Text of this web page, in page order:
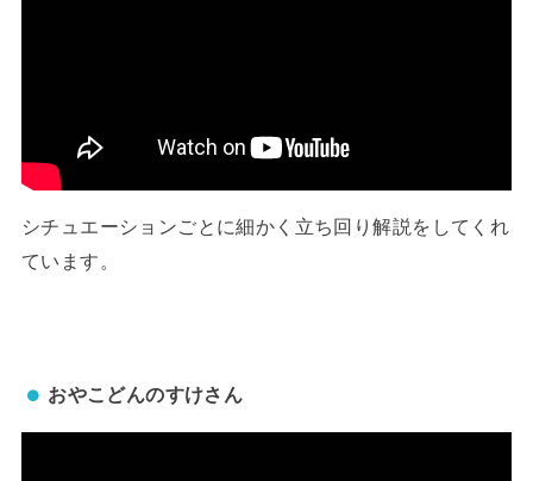
シチュエーションごとに細かく立ち回り解説をしてくれ
ています。
おやこどんのすけさん